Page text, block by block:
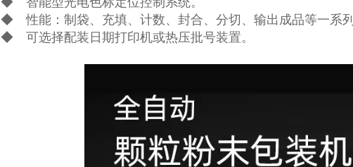
◆ 性能：制袋、充填、计数、封合、分切、输出成品等一系列
◆ 可选择配装日期打印机或热压批号装置。